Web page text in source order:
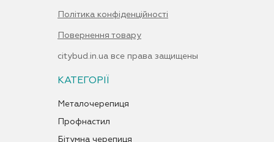
Політика конфіденційності
Повернення товару
citybud.in.ua все права защищены
КАТЕГОРІЇ
Металочерепиця
Профнастил
Бітумна черепиця